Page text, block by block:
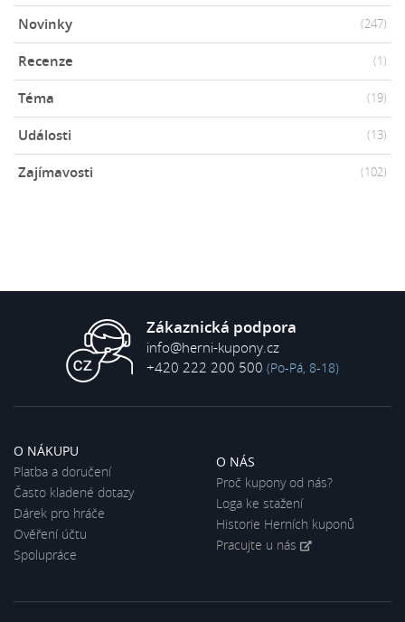
Novinky (247)
Recenze (1)
Téma (19)
Události (13)
Zajímavosti (102)
Zákaznická podpora
info@herni-kupony.cz
+420 222 200 500 (Po-Pá, 8-18)
O NÁKUPU
Platba a doručení
Často kladené dotazy
Dárek pro hráče
Ověření účtu
Spolupráce
O NÁS
Proč kupony od nás?
Loga ke stažení
Historie Herních kuponů
Pracujte u nás